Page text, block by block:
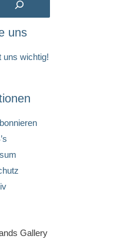
uns
uns wichtig!
Gallery